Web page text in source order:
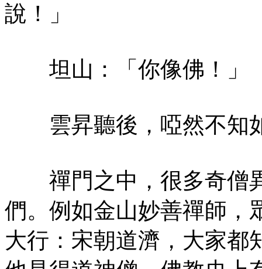
說！」
坦山：「你像佛！」
雲昇聽後，啞然不知
禪門之中，很多奇僧
們。例如金山妙善禪師，
大行：宋朝道濟，大家都